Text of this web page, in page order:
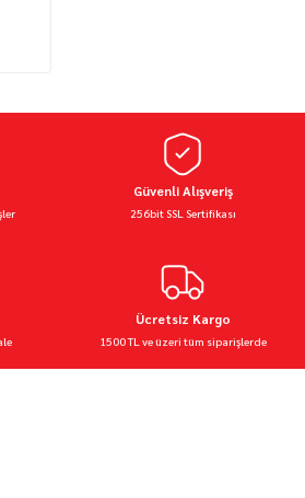
Güvenli Alışveriş
256bit SSL Sertifikası
Ücretsiz Kargo
1500 TL ve üzeri tüm siparişlerde